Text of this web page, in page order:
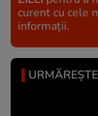
curent cu cele
informații.